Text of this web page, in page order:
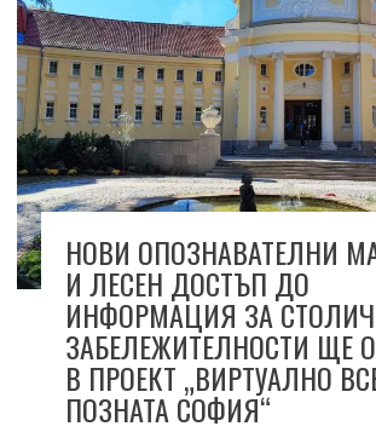
НОВИ ОПОЗНАВАТЕЛНИ
И ЛЕСЕН ДОСТЪП ДО
ИНФОРМАЦИЯ ЗА
ЗАБЕЛЕЖИТЕЛНОСТИ ЩЕ
В ПРОЕКТ „ВИРТУАЛНО
ПОЗНАТА СОФИЯ“